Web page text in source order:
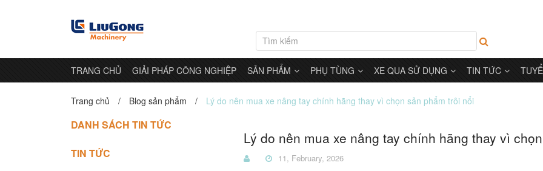
TRANG CHỦ GIẢI PHÁP CÔNG NGHIỆP SẢN PHẨM
MÁY
XÚC
PHỤ TÙNG
CHASSIS
KHUNG
XE QUA SỬ DỤNG TIN TỨC
Trang chủ / Blog sản phẩm / Lý do nên mua xe nâng tay chính hãng thay vì chọn sản phẩm trôi nổi
Lý do nên mua xe nâng tay chính hãng thay vì
11, February, 2026
DANH SÁCH TIN TỨC
TIN TỨC